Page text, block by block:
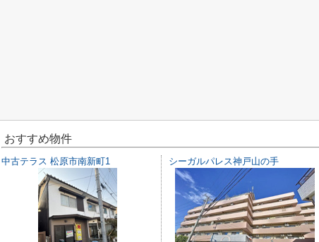
おすすめ物件
中古テラス 松原市南新町1 シーガルパレス神戸山の手